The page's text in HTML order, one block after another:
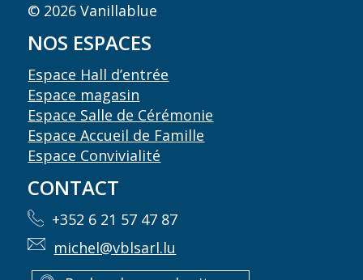
© 2026 Vanillablue
NOS ESPACES
Espace Hall d’entrée
Espace magasin
Espace Salle de Cérémonie
Espace Accueil de Famille
Espace Convivialité
CONTACT
+352 6 21 57 47 87
michel@vblsarl.lu